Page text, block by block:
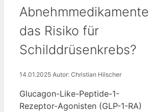
Abnehmmedikamente
das Risiko für
Schilddrüsenkrebs?
14.01.2025 Autor: Christian Hilscher
Glucagon-Like-Peptide-1-
Rezeptor-Agonisten (GLP-1-RA)